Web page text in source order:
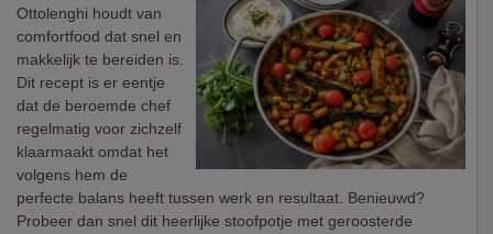
Ottolenghi houdt van
comfortfood dat snel en
makkelijk te bereiden is.
Dit recept is er eentje
dat de beroemde chef
regelmatig voor zichzelf
klaarmaakt omdat het
volgens hem de
perfecte balans heeft tussen werk en resultaat. Benieuwd?
Probeer dan snel dit heerlijke stoofpotje met geroosterde